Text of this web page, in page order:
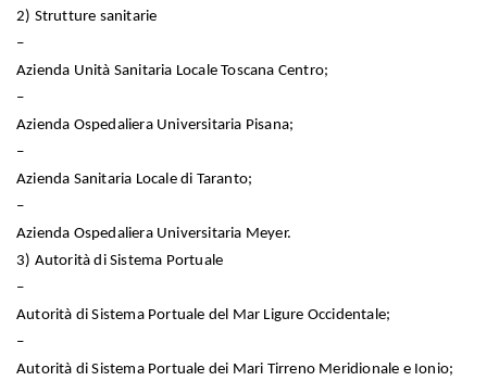
2) Strutture sanitarie
–
Azienda Unità Sanitaria Locale Toscana Centro;
–
Azienda Ospedaliera Universitaria Pisana;
–
Azienda Sanitaria Locale di Taranto;
–
Azienda Ospedaliera Universitaria Meyer.
3) Autorità di Sistema Portuale
–
Autorità di Sistema Portuale del Mar Ligure Occidentale;
–
Autorità di Sistema Portuale dei Mari Tirreno Meridionale e Ionio;